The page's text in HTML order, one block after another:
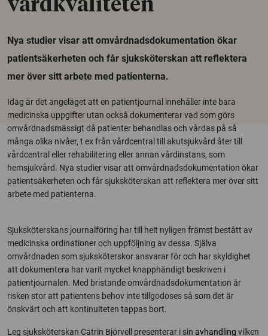
vårdkvaliteten
Nya studier visar att omvårdnadsdokumentation ökar
patientsäkerheten och får sjuksköterskan att reflektera
mer över sitt arbete med patienterna.
Idag är det angeläget att en patientjournal innehåller inte bara
medicinska uppgifter utan också dokumenterar vad som görs
omvårdnadsmässigt då patienter behandlas och vårdas på så
många olika nivåer, t ex från vårdcentral till akutsjukvård åter till
vårdcentral eller rehabilitering eller annan vårdinstans, som
hemsjukvård. Nya studier visar att omvårdnadsdokumentation ökar
patientsäkerheten och får sjuksköterskan att reflektera mer över sitt
arbete med patienterna.
Sjuksköterskans journalföring har till helt nyligen främst bestått av
medicinska ordinationer och uppföljning av dessa. Själva
omvårdnaden som sjuksköterskor ansvarar för och har skyldighet
att dokumentera har varit mycket knapphändigt beskriven i
patientjournalen. Med bristande omvårdnadsdokumentation är
risken stor att patientens behov inte tillgodoses så som det är
önskvärt och att kontinuiteten tappas bort.
Leg sjuksköterskan Catrin Björvell presenterar i sin avhandling vilken